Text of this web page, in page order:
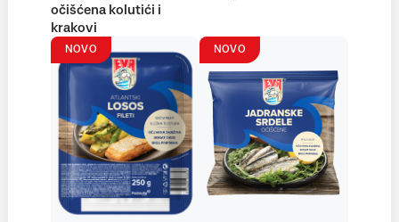
očišćena kolutići i
krakovi
NOVO NOVO